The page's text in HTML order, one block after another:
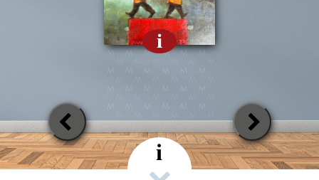
i
Previous
Slide
Next
Slide
i